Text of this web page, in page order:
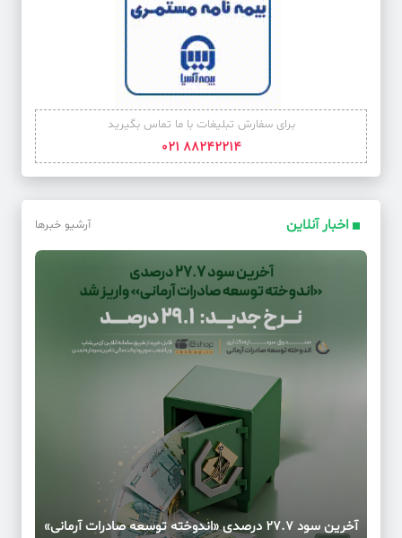
برای سفارش تبلیغات با ما تماس بگیرید
88242214 021
اخبار آنلاین آرشیو خبرها
آخرین سود ۲۷.۷ درصدی «اندوخته توسعه صادرات آرمانی»